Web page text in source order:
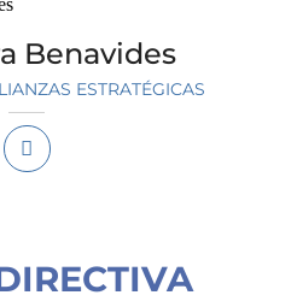
Benavides
ESTRATÉGICAS